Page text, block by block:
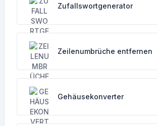
Zufallswortgenerator
Zeilenumbrüche entfernen
Gehäusekonverter